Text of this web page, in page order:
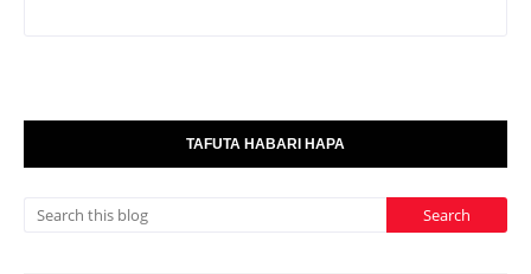
TAFUTA HABARI HAPA